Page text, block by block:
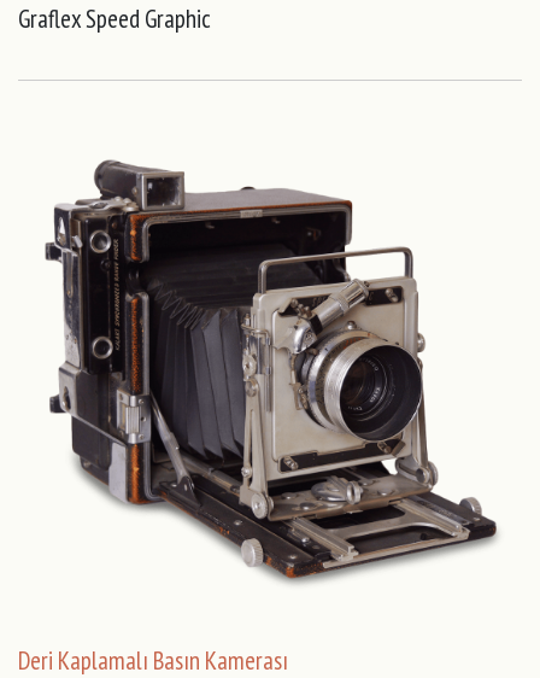
Graflex Speed Graphic
Deri Kaplamalı Basın Kamerası